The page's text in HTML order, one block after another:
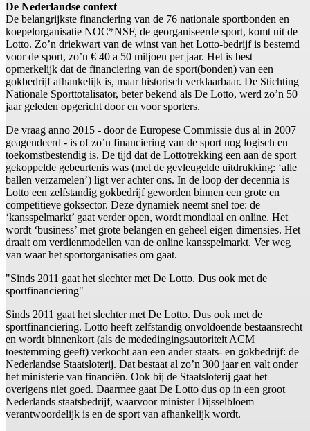
De Nederlandse context
De belangrijkste financiering van de 76 nationale sportbonden en
koepelorganisatie NOC*NSF, de georganiseerde sport, komt uit de
Lotto. Zo’n driekwart van de winst van het Lotto-bedrijf is bestemd
voor de sport, zo’n € 40 a 50 miljoen per jaar. Het is best
opmerkelijk dat de financiering van de sport(bonden) van een
gokbedrijf afhankelijk is, maar historisch verklaarbaar. De Stichting
Nationale Sporttotalisator, beter bekend als De Lotto, werd zo’n 50
jaar geleden opgericht door en voor sporters.
De vraag anno 2015 - door de Europese Commissie dus al in 2007
geagendeerd - is of zo’n financiering van de sport nog logisch en
toekomstbestendig is. De tijd dat de Lottotrekking een aan de sport
gekoppelde gebeurtenis was (met de gevleugelde uitdrukking: ‘alle
ballen verzamelen’) ligt ver achter ons. In de loop der decennia is
Lotto een zelfstandig gokbedrijf geworden binnen een grote en
competitieve goksector. Deze dynamiek neemt snel toe: de
‘kansspelmarkt’ gaat verder open, wordt mondiaal en online. Het
wordt ‘business’ met grote belangen en geheel eigen dimensies. Het
draait om verdienmodellen van de online kansspelmarkt. Ver weg
van waar het sportorganisaties om gaat.
"Sinds 2011 gaat het slechter met De Lotto. Dus ook met de
sportfinanciering"
Sinds 2011 gaat het slechter met De Lotto. Dus ook met de
sportfinanciering. Lotto heeft zelfstandig onvoldoende bestaansrecht
en wordt binnenkort (als de mededingingsautoriteit ACM
toestemming geeft) verkocht aan een ander staats- en gokbedrijf: de
Nederlandse Staatsloterij. Dat bestaat al zo’n 300 jaar en valt onder
het ministerie van financiën. Ook bij de Staatsloterij gaat het
overigens niet goed. Daarmee gaat De Lotto dus op in een groot
Nederlands staatsbedrijf, waarvoor minister Dijsselbloem
verantwoordelijk is en de sport van afhankelijk wordt.